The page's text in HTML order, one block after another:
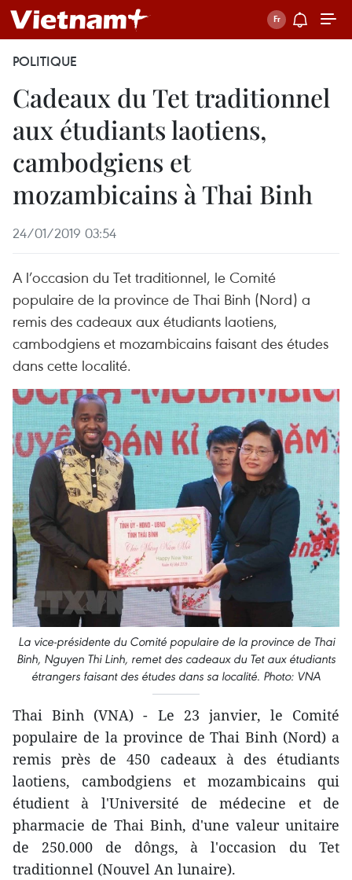
POLITIQUE
Cadeaux du Tet traditionnel
aux étudiants laotiens,
cambodgiens et
mozambicains à Thai Binh
24/01/2019 03:54
A l’occasion du Tet traditionnel, le Comité
populaire de la province de Thai Binh (Nord) a
remis des cadeaux aux étudiants laotiens,
cambodgiens et mozambicains faisant des études
dans cette localité.
La vice-présidente du Comité populaire de la province de Thai
Binh, Nguyen Thi Linh, remet des cadeaux du Tet aux étudiants
étrangers faisant des études dans sa localité. Photo: VNA
Thai Binh (VNA) - Le 23 janvier, le Comité
populaire de la province de Thai Binh (Nord) a
remis près de 450 cadeaux à des étudiants
laotiens, cambodgiens et mozambicains qui
étudient à l'Université de médecine et de
pharmacie de Thai Binh, d'une valeur unitaire
de 250.000 de dôngs, à l'occasion du Tet
traditionnel (Nouvel An lunaire).